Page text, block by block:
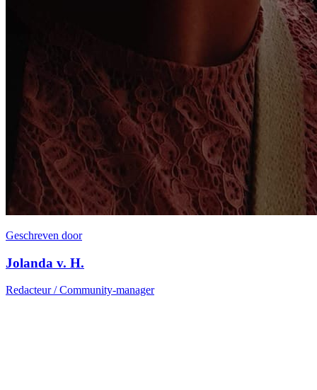
Geschreven door
Jolanda v. H.
Redacteur / Community-manager